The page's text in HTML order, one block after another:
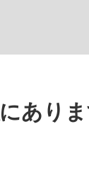
悪者扱いされてい
あり